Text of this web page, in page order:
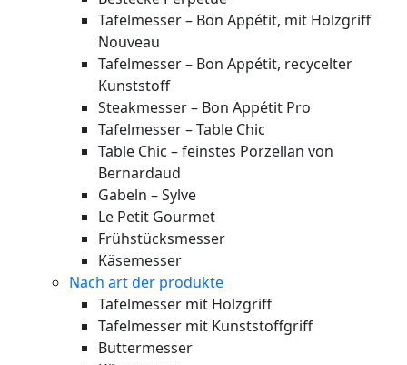
Tafelmesser – Bon Appétit, mit Holzgriff
Nouveau
Tafelmesser – Bon Appétit, recycelter
Kunststoff
Steakmesser – Bon Appétit Pro
Tafelmesser – Table Chic
Table Chic – feinstes Porzellan von
Bernardaud
Gabeln – Sylve
Le Petit Gourmet
Frühstücksmesser
Käsemesser
Nach art der produkte
Tafelmesser mit Holzgriff
Tafelmesser mit Kunststoffgriff
Buttermesser